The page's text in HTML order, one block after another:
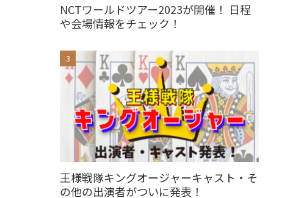
NCTワールドツアー2023が開催！ 日程
や会場情報をチェック！
王様戦隊キングオージャーキャスト・そ
の他の出演者がついに発表！